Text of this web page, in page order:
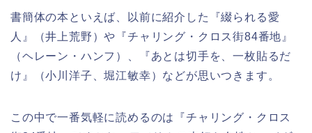
書簡体の本といえば、以前に紹介した『綴られる愛
人』（井上荒野）や『チャリング・クロス街84番地』
（ヘレーン・ハンフ）、『あとは切手を、一枚貼るだ
け』（小川洋子、堀江敏幸）などが思いつきます。
この中で一番気軽に読めるのは『チャリング・クロス